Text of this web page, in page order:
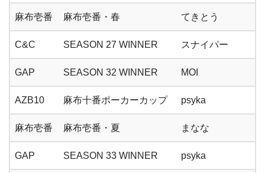
麻布壱番 麻布壱番・春 てきとう
C&C SEASON 27 WINNER スナイパー
GAP SEASON 32 WINNER MOI
AZB10 麻布十番ポーカーカップ psyka
麻布壱番 麻布壱番・夏 まなな
GAP SEASON 33 WINNER psyka